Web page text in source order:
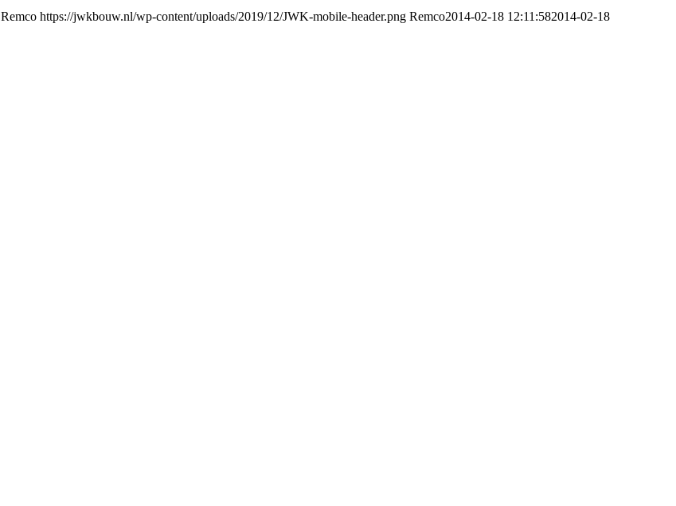
Remco https://jwkbouw.nl/wp-content/uploads/2019/12/JWK-mobile-header.png Remco2014-02-18 12:11:582014-02-18